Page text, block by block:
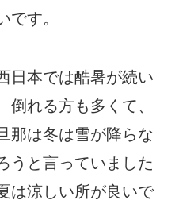
です。
日本では酷暑が続い
倒れる方も多くて、
那は冬は雪が降らな
うと言っていました
は涼しい所が良いで